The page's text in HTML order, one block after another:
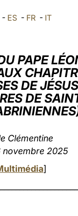
- ES - FR - IT
PAPE
DE
DE
Clémentine
novembre 2025
]